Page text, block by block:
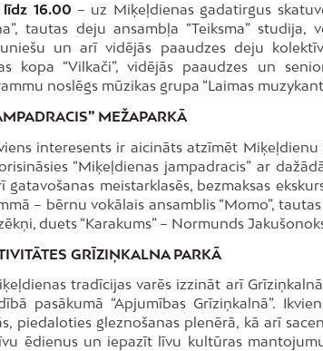
16.00 – uz Miķeļdienas gadatirgus
tautas deju ansambļa “Teiksma” studija,
un arī vidējās paaudzes deju
kopa “Vilkači”, vidējās paaudzes un
noslēgs mūzikas grupa “Laimas
MEŽAPARKĀ
interesents ir aicināts atzīmēt
“Miķeļdienas jampadracis” ar
gatavošanas meistarklasēs, bezmaksas
– bērnu vokālais ansamblis “Momo”,
duets “Karakums” – Normunds
GRĪZIŅKALNA PARKĀ
tradīcijas varēs izzināt arī
pasākumā “Apjumības Grīziņkalnā”.
piedaloties gleznošanas plenērā, kā arī
ēdienus un iepazīt līvu kultūras